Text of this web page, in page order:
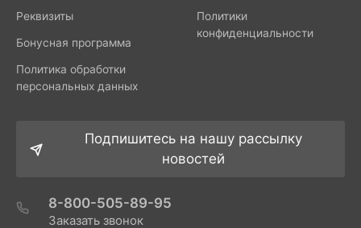
Реквизиты
Бонусная программа
Политика обработки
персональных данных
Политики
конфиденциальности
Подпишитесь на нашу рассылку
новостей
8-800-505-89-95
Заказать звонок